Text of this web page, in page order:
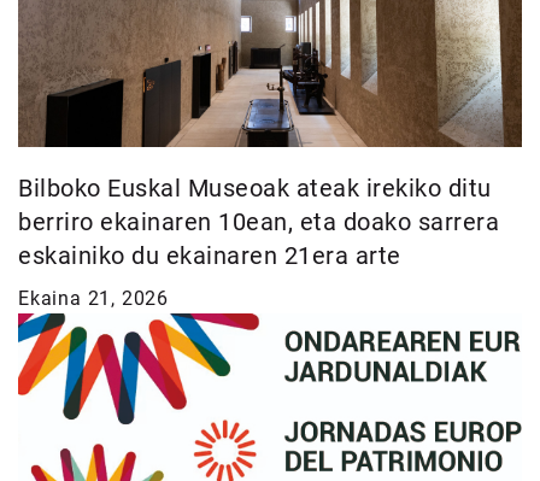
Bilboko Euskal Museoak ateak irekiko ditu
berriro ekainaren 10ean, eta doako sarrera
eskainiko du ekainaren 21era arte
Ekaina 21, 2026